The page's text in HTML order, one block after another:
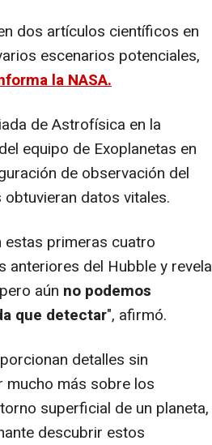
dos artículos científicos en
escenarios potenciales,
la NASA.
de Astrofísica en la
equipo de Exoplanetas en
de observación del
datos vitales.
estas primeras cuatro
anteriores del Hubble y revela
aún no podemos
que detectar", afirmó.
detalles sin
mucho más sobre los
superficial de un planeta,
descubrir estos